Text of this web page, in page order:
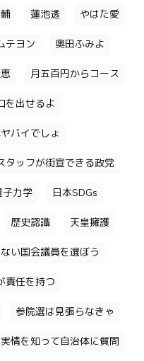
蓮池透 やはた愛
テヨン 奥田ふみよ
月五百円からコース
を出せるよ
バイでしょ
タッフが街宣できる政党
子力学 日本SDGs
歴史認識 天皇擁護
い国会議員を選ぼう
責任を持つ
参院選は見張らなきゃ
実情を知って自治体に質問